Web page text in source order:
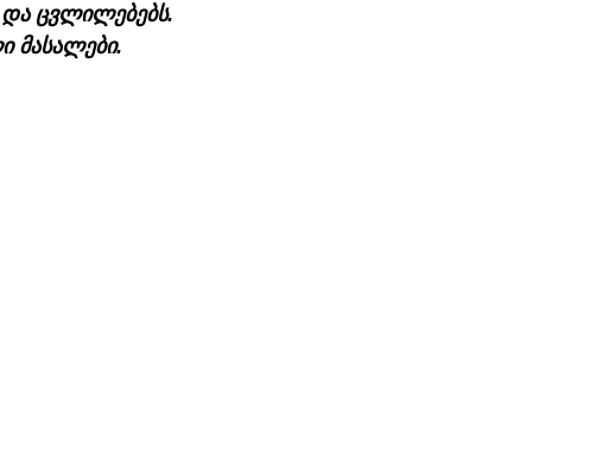
ცვლილებებს.
მასალები.